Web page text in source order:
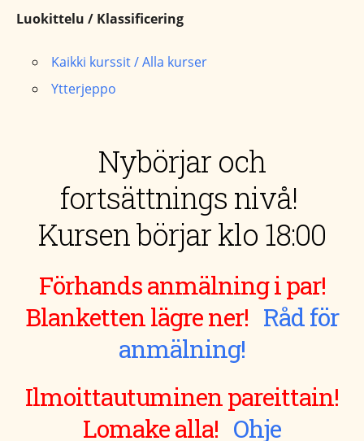
Luokittelu / Klassificering
Kaikki kurssit / Alla kurser
Ytterjeppo
Nybörjar och
fortsättnings nivå!
Kursen börjar klo 18:00
Förhands anmälning i par!
Blanketten lägre ner! Råd för
anmälning!
Ilmoittautuminen pareittain!
Lomake alla! Ohje